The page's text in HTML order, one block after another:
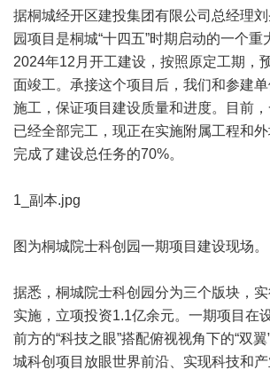
据桐城经开区建投集团有限公司总经理
园项目是桐城“十四五”时期启动的一个重
2024年12月开工建设，按照原定工期，
面竣工。承接这个项目后，我们和参建
施工，保证项目建设质量和进度。目前
已经全部完工，现正在实施附属工程和
完成了建设总任务的70%。
1_副本.jpg
图为桐城院士科创园一期项目建设现场。
据悉，桐城院士科创园分为三个版块，
实施，立项投资1.1亿余元。一期项目在
前方的“科技之眼”搭配俯视视角下的“双
城科创项目放眼世界前沿、实现科技和